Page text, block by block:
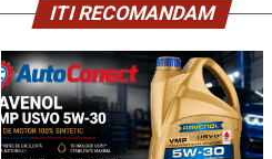
ITI RECOMANDAM